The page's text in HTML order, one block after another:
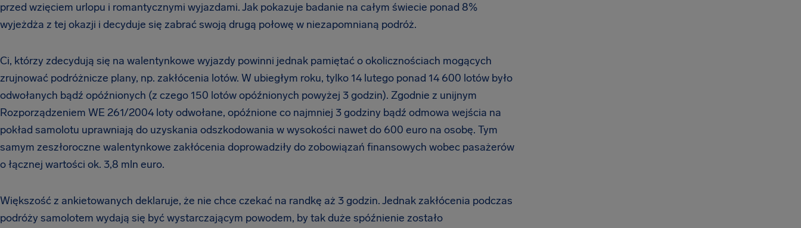
przed wzięciem urlopu i romantycznymi wyjazdami. Jak pokazuje badanie na całym świecie ponad 8%
wyjeżdża z tej okazji i decyduje się zabrać swoją drugą połowę w niezapomnianą podróż.
Ci, którzy zdecydują się na walentynkowe wyjazdy powinni jednak pamiętać o okolicznościach mogących
zrujnować podróżnicze plany, np. zakłócenia lotów. W ubiegłym roku, tylko 14 lutego ponad 14 600 lotów było
odwołanych bądź opóźnionych (z czego 150 lotów opóźnionych powyżej 3 godzin). Zgodnie z unijnym
Rozporządzeniem WE 261/2004 loty odwołane, opóźnione co najmniej 3 godziny bądź odmowa wejścia na
pokład samolotu uprawniają do uzyskania odszkodowania w wysokości nawet do 600 euro na osobę. Tym
samym zeszłoroczne walentynkowe zakłócenia doprowadziły do zobowiązań finansowych wobec pasażerów
o łącznej wartości ok. 3,8 mln euro.
Większość z ankietowanych deklaruje, że nie chce czekać na randkę aż 3 godzin. Jednak zakłócenia podczas
podróży samolotem wydają się być wystarczającym powodem, by tak duże spóźnienie zostało